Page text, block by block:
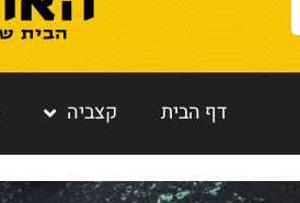
דף הבית קצביה